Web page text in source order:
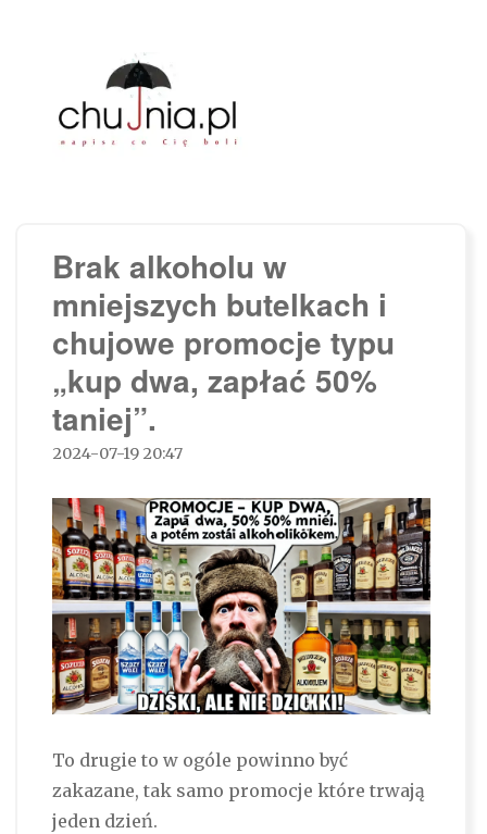
Brak alkoholu w
mniejszych butelkach i
chujowe promocje typu
„kup dwa, zapłać 50%
taniej”.
2024-07-19 20:47
To drugie to w ogóle powinno być
zakazane, tak samo promocje które trwają
jeden dzień.